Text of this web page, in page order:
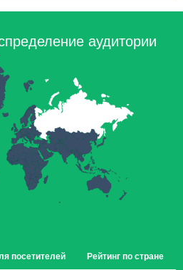
аудитории
посетителей Рейтинг по стране